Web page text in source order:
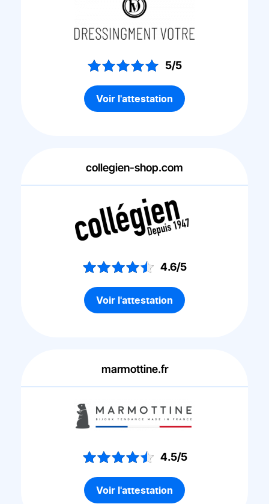
5/5
Voir l'attestation
collegien-shop.com
4.6/5
Voir l'attestation
marmottine.fr
4.5/5
Voir l'attestation